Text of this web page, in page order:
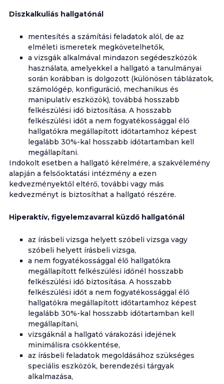
Diszkalkuliás hallgatónál
mentesítés a számítási feladatok alól, de az
elméleti ismeretek megkövetelhetők,
a vizsgák alkalmával mindazon segédeszközök
használata, amelyekkel a hallgató a tanulmányai
során korábban is dolgozott (különösen táblázatok,
számológép, konfiguráció, mechanikus és
manipulatív eszközök), továbbá hosszabb
felkészülési idő biztosítása. A hosszabb
felkészülési időt a nem fogyatékossággal élő
hallgatókra megállapított időtartamhoz képest
legalább 30%-kal hosszabb időtartamban kell
megállapítani.
Indokolt esetben a hallgató kérelmére, a szakvélemény
alapján a felsőoktatási intézmény a ezen
kedvezményektől eltérő, további vagy más
kedvezményt is biztosíthat a hallgató részére.
Hiperaktív, figyelemzavarral küzdő hallgatónál
az írásbeli vizsga helyett szóbeli vizsga vagy
szóbeli helyett írásbeli vizsga,
a nem fogyatékossággal élő hallgatókra
megállapított felkészülési időnél hosszabb
felkészülési idő biztosítása. A hosszabb
felkészülési időt a nem fogyatékossággal élő
hallgatókra megállapított időtartamhoz képest
legalább 30%-kal hosszabb időtartamban kell
megállapítani,
vizsgáknál a hallgató várakozási idejének
minimálisra csökkentése,
az írásbeli feladatok megoldásához szükséges
speciális eszközök, berendezési tárgyak
alkalmazása,